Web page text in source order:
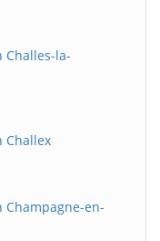
la-
Challex
en-